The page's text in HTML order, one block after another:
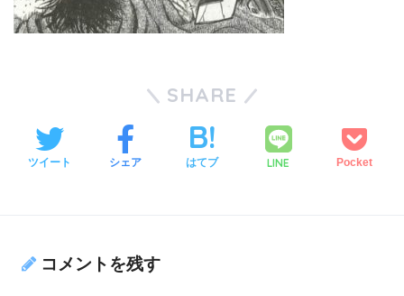
SHARE
ツイート シェア はてブ LINE Pocket
コメントを残す